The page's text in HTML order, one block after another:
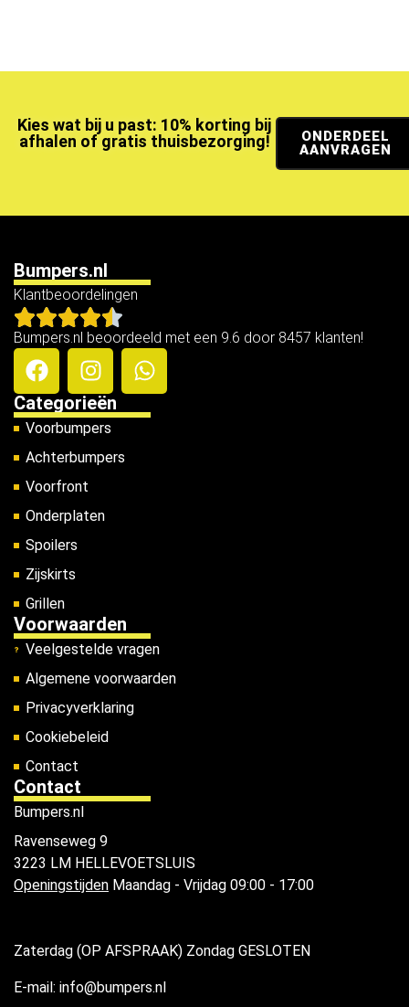
Kies wat bij u past: 10% korting bij
afhalen of gratis thuisbezorging!
ONDERDEEL
AANVRAGEN
Bumpers.nl
Klantbeoordelingen
Bumpers.nl beoordeeld met een 9.6 door 8457 klanten!
Categorieën
Voorbumpers
Achterbumpers
Voorfront
Onderplaten
Spoilers
Zijskirts
Grillen
Voorwaarden
Veelgestelde vragen
Algemene voorwaarden
Privacyverklaring
Cookiebeleid
Contact
Contact
Bumpers.nl
Ravenseweg 9
3223 LM HELLEVOETSLUIS
Openingstijden Maandag - Vrijdag 09:00 - 17:00
Zaterdag (OP AFSPRAAK) Zondag GESLOTEN
E-mail: info@bumpers.nl